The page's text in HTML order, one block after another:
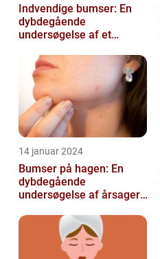
Indvendige bumser: En
dybdegående
undersøgelse af et
14 januar 2024
Bumser på hagen: En
dybdegående
undersøgelse af årsager,
forebyggelse